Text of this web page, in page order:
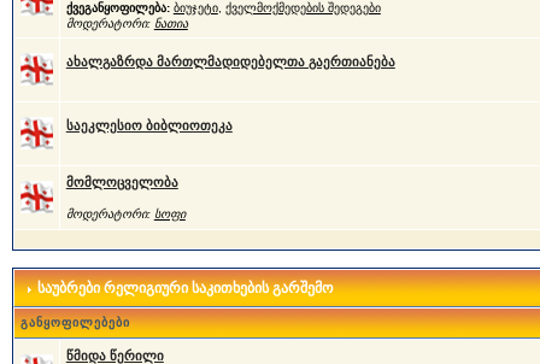
ქვეგანყოფილება: ბიუჯეტი, ქველმოქმედების შედეგები
მოდერატორი: ნათია
ახალგაზრდა მართლმადიდებელთა გაერთიანება
საეკლესიო ბიბლიოთეკა
მომლოცველობა
მოდერატორი: სოფი
საუბრები რელიგიური საკითხების გარშემო
განყოფილებები
წმიდა წერილი